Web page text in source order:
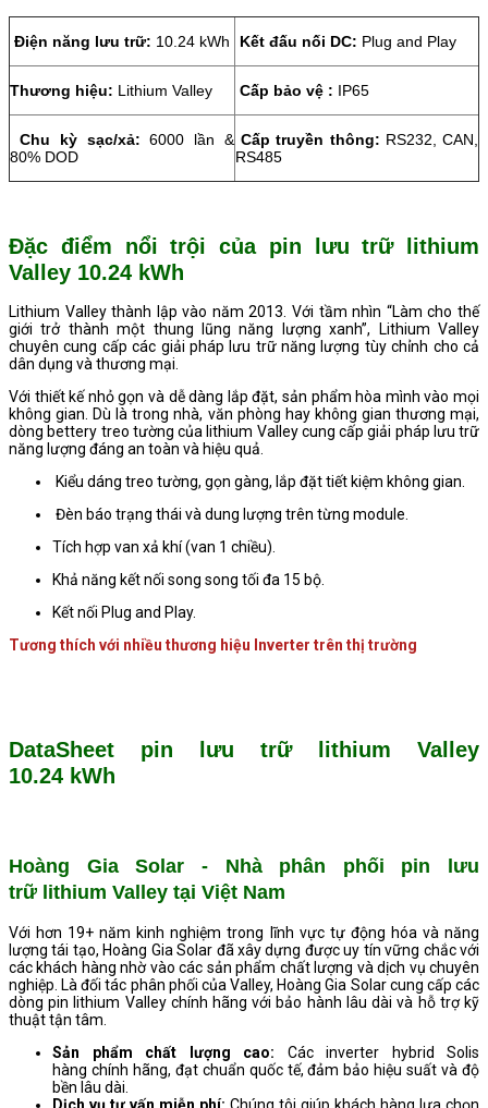
Điện năng lưu trữ: 10.24 kWh Kết đấu nối DC: Plug and Play
Thương hiệu: Lithium Valley Cấp bảo vệ : IP65
Chu kỳ sạc/xả:6000 lần &
80% DOD
Cấp truyền thông: RS232, CAN,
RS485
Đặc điểm nổi trội của pin lưu trữ lithium
Valley 10.24 kWh
Lithium Valley thành lập vào năm 2013. Với tầm nhìn “Làm cho thế
giới trở thành một thung lũng năng lượng xanh”, Lithium Valley
chuyên cung cấp các giải pháp lưu trữ năng lượng tùy chỉnh cho cả
dân dụng và thương mại.
Với thiết kế nhỏ gọn và dễ dàng lắp đặt, sản phẩm hòa mình vào mọi
không gian. Dù là trong nhà, văn phòng hay không gian thương mại,
dòng bettery treo tường của lithium Valley cung cấp giải pháp lưu trữ
năng lượng đáng an toàn và hiệu quả.
Kiểu dáng treo tường, gọn gàng, lắp đặt tiết kiệm không gian.
Đèn báo trạng thái và dung lượng trên từng module.
Tích hợp van xả khí (van 1 chiều).
Khả năng kết nối song song tối đa 15 bộ.
Kết nối Plug and Play.
Tương thích với nhiều thương hiệu Inverter trên thị trường
DataSheet pin lưu trữ lithium Valley
10.24 kWh
Hoàng Gia Solar - Nhà phân phối pin lưu
trữ lithium Valley tại Việt Nam
Với hơn 19+ năm kinh nghiệm trong lĩnh vực tự động hóa và năng
lượng tái tạo, Hoàng Gia Solar đã xây dựng được uy tín vững chắc với
các khách hàng nhờ vào các sản phẩm chất lượng và dịch vụ chuyên
nghiệp. Là đối tác phân phối của Valley, Hoàng Gia Solar cung cấp các
dòng pin lithium Valley chính hãng với bảo hành lâu dài và hỗ trợ kỹ
thuật tận tâm.
Sản phẩm chất lượng cao: Các inverter hybrid Solis
hàng chính hãng, đạt chuẩn quốc tế, đảm bảo hiệu suất và độ
bền lâu dài.
Dịch vụ tư vấn miễn phí: Chúng tôi giúp khách hàng lựa chọn